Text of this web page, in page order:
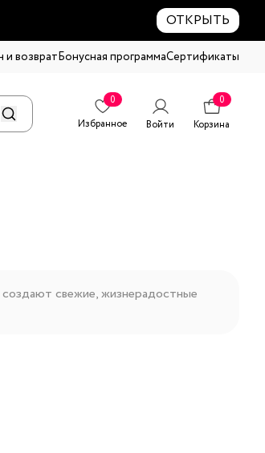
ОТКРЫТЬ
возвратБонусная программаСертификаты
0
Избранное
Войти
0
Корзина
свежие, жизнерадостные